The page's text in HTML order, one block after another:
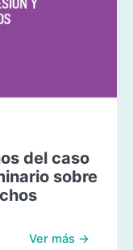
del caso
sobre
Ver más →